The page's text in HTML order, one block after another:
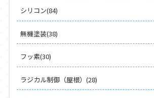
シリコン(84)
無機塗装(38)
フッ素(30)
ラジカル制御（屋根）(28)